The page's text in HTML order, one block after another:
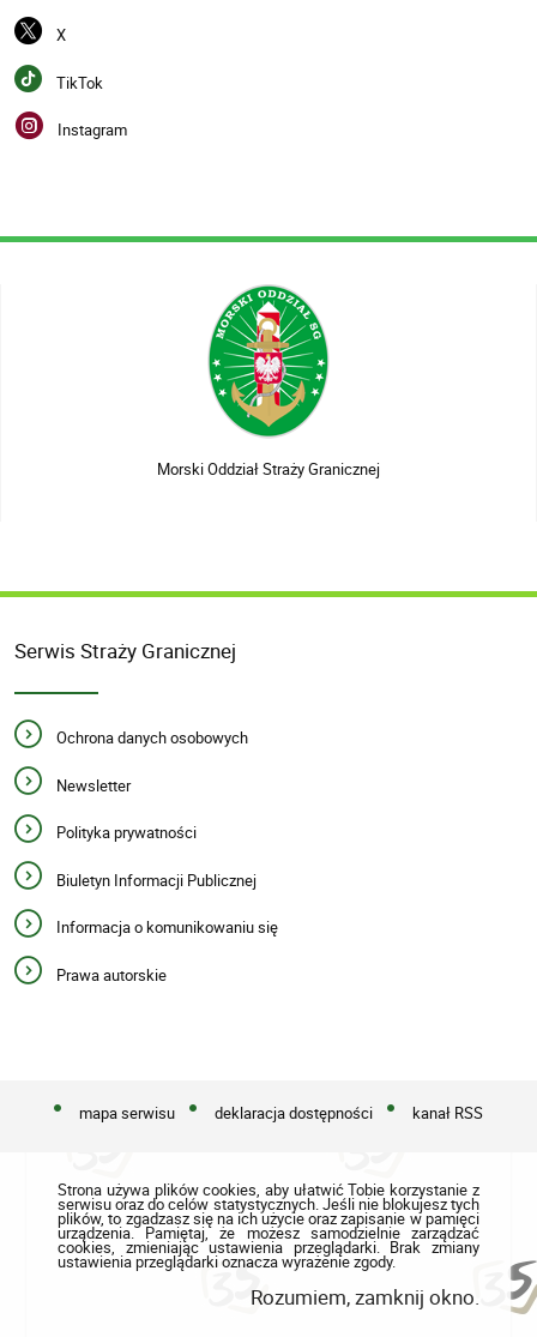
X
TikTok
Instagram
Morski Oddział Straży Granicznej
Serwis Straży Granicznej
Ochrona danych osobowych
Newsletter
Polityka prywatności
Biuletyn Informacji Publicznej
Informacja o komunikowaniu się
Prawa autorskie
mapa serwisu deklaracja dostępności kanał RSS
Strona używa plików cookies, aby ułatwić Tobie korzystanie z
serwisu oraz do celów statystycznych. Jeśli nie blokujesz tych
plików, to zgadzasz się na ich użycie oraz zapisanie w pamięci
urządzenia. Pamiętaj, że możesz samodzielnie zarządzać
cookies, zmieniając ustawienia przeglądarki. Brak zmiany
ustawienia przeglądarki oznacza wyrażenie zgody.
Rozumiem, zamknij okno.